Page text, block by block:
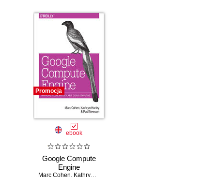
Promocja
ebook
Google Compute
Engine
Marc Cohen, Kathryn Hurley